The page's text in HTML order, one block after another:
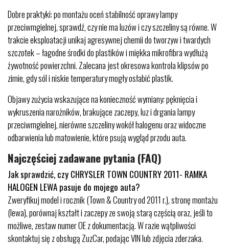
Dobre praktyki: po montażu oceń stabilność oprawy lampy
przeciwmgielnej, sprawdź, czy nie ma luzów i czy szczeliny są równe. W
trakcie eksploatacji unikaj agresywnej chemii do tworzyw i twardych
szczotek – łagodne środki do plastików i miękka mikrofibra wydłużą
żywotność powierzchni. Zalecana jest okresowa kontrola klipsów po
zimie, gdy sól i niskie temperatury mogły osłabić plastik.
Objawy zużycia wskazujące na konieczność wymiany: pęknięcia i
wykruszenia narożników, brakujące zaczepy, luz i drgania lampy
przeciwmgielnej, nierówne szczeliny wokół halogenu oraz widoczne
odbarwienia lub matowienie, które psują wygląd przodu auta.
Najczęściej zadawane pytania (FAQ)
Jak sprawdzić, czy CHRYSLER TOWN COUNTRY 2011- RAMKA
HALOGEN LEWA pasuje do mojego auta?
Zweryfikuj model i rocznik (Town & Country od 2011 r.), stronę montażu
(lewa), porównaj kształt i zaczepy ze swoją starą częścią oraz, jeśli to
możliwe, zestaw numer OE z dokumentacją. W razie wątpliwości
skontaktuj się z obsługą ZuzCar, podając VIN lub zdjęcia zderzaka.